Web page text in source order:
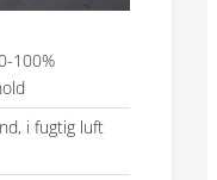
100%
i fugtig luft